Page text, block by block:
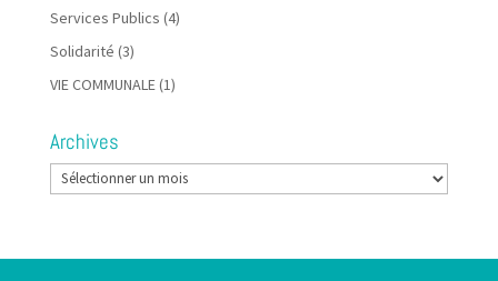
Services Publics (4)
Solidarité (3)
VIE COMMUNALE(1)
Archives
Archives